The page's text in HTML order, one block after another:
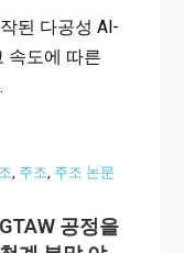
된 다공성 Al-
속도에 따른
, 주조, 주조 논문
공정을